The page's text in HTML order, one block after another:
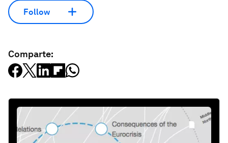
Follow
Comparte: